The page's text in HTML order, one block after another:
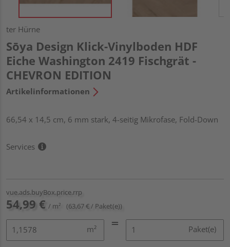
ter Hürne
Sōya Design Klick-Vinylboden HDF
Eiche Washington 2419 Fischgrät -
CHEVRON EDITION
Artikelinformationen
66,54 x 14,5 cm, 6 mm stark, 4-seitig Mikrofase, Fold-Down
Services
vue.ads.buyBox.price.rrp
54,99 € / m² (63,67 € / Paket(e))
m² Paket(e)